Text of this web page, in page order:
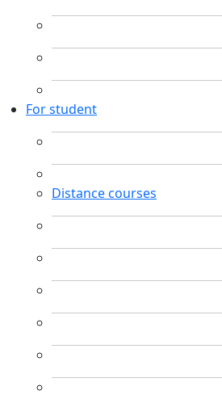
For student
Distance courses